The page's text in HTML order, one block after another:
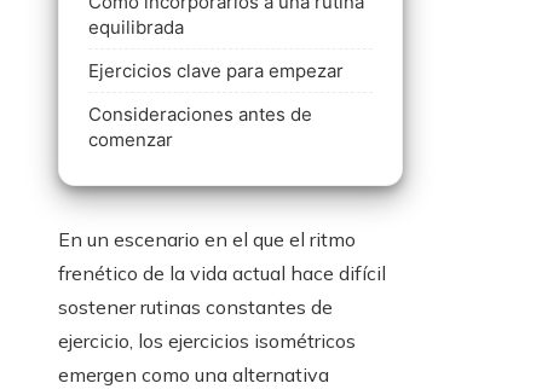
equilibrada
Ejercicios clave para empezar
Consideraciones antes de
comenzar
En un escenario en el que el ritmo
frenético de la vida actual hace difícil
sostener rutinas constantes de
ejercicio, los ejercicios isométricos
emergen como una alternativa